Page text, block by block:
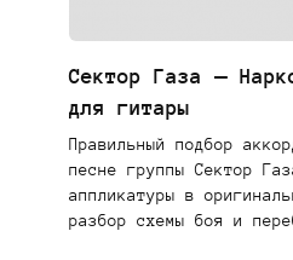
Сектор Газа —
для гитары
Правильный подбор
песне группы Сектор
аппликатуры в
разбор схемы боя и